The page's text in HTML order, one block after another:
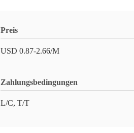
Preis
USD 0.87-2.66/M
Zahlungsbedingungen
L/C, T/T